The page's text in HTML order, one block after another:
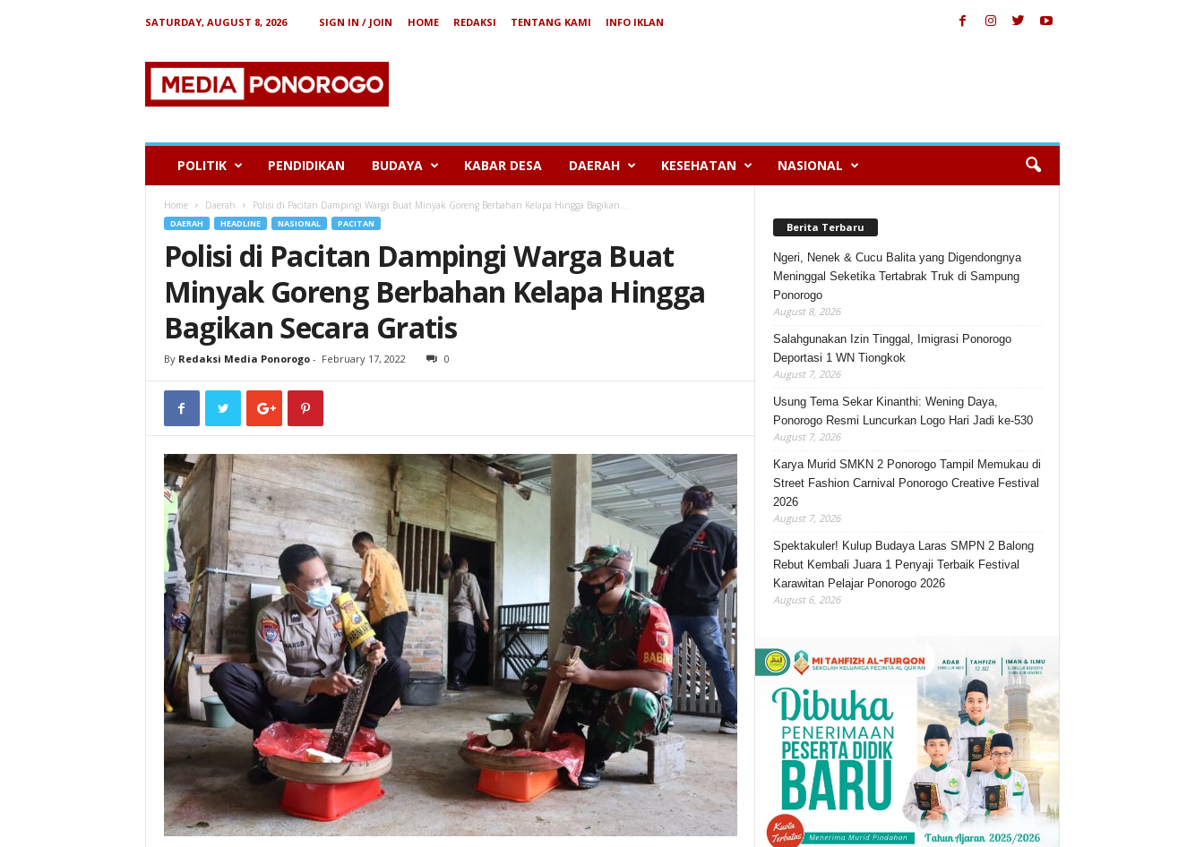
SATURDAY, AUGUST 8, 2026 SIGN IN / JOIN HOME REDAKSI TENTANG KAMI
INFO IKLAN
e
POLITIK PENDIDIKAN BUDAYA KABAR DESA DAERAH KESEHATAN NASIONAL
Home Daerah Polisi di Pacitan Dampingi Warga Buat Minyak Goreng Berbahan Kelapa Hingga Bagikan...
DAERAH HEADLINE NASIONAL PACITAN
Polisi di Pacitan Dampingi Warga Buat
Minyak Goreng Berbahan Kelapa Hingga
Bagikan Secara Gratis
By Redaksi Media Ponorogo- February 17, 2022 0
Berita Terbaru
Ngeri, Nenek & Cucu Balita yang Digendongnya
Meninggal Seketika Tertabrak Truk di Sampung
Ponorogo
August 8, 2026
Salahgunakan Izin Tinggal, Imigrasi Ponorogo
Deportasi 1 WN Tiongkok
August 7, 2026
Usung Tema Sekar Kinanthi: Wening Daya,
Ponorogo Resmi Luncurkan Logo Hari Jadi ke-530
August 7, 2026
Karya Murid SMKN 2 Ponorogo Tampil Memukau di
Street Fashion Carnival Ponorogo Creative Festival
2026
August 7, 2026
Spektakuler! Kulup Budaya Laras SMPN 2 Balong
Rebut Kembali Juara 1 Penyaji Terbaik Festival
Karawitan Pelajar Ponorogo 2026
August 6, 2026